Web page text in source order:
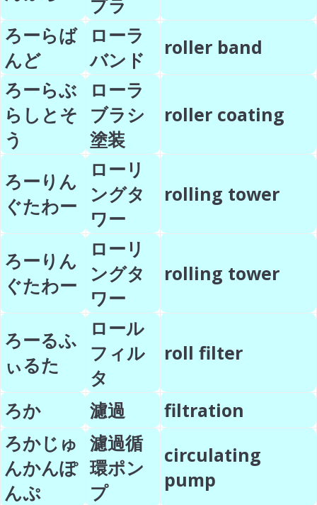
プラ
ろーらば
んど
ローラ
バンド
roller band
ろーらぶ
らしとそ
う
ローラ
ブラシ
塗装
roller coating
ろーりん
ぐたわー
ローリ
ングタ
ワー
rolling tower
ろーりん
ぐたわー
ローリ
ングタ
ワー
rolling tower
ろーるふ
ぃるた
ロール
フィル
タ
roll filter
ろか 濾過
filtration
ろかじゅ
んかんぽ
んぷ
濾過循
環ポン
プ
circulating
pump